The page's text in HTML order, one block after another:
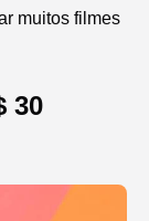
muitos filmes
30